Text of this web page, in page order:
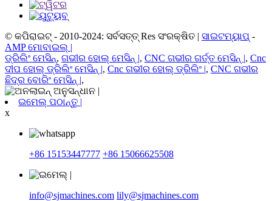
© କପିରାଇଟ୍ - 2010-2024: ସର୍ବସତ୍ତ୍ Res ସଂରକ୍ଷିତ | ସାଇଟମ୍ୟାପ୍ -
AMP ମୋବାଇଲ୍ |
ଡ୍ରିଲିଂ ମେସିନ୍, ଗଭୀର ହୋଲ୍ ମେସିନ୍ |, CNC ଗଭୀର ଗର୍ତ୍ତ ମେସିନ୍ |, Cnc
ଦୀପ ହୋଲ୍ ଡ୍ରିଲିଂ ମେସିନ୍ |, Cnc ଗଭୀର ହୋଲ୍ ଡ୍ରିଲିଂ |, CNC ଗଭୀର
ଛିଦ୍ର ବୋରିଂ ମେସିନ୍ |,
ଇମେଲ୍ ପଠାନ୍ତୁ |
x
+86 15153447777 +86 15066625508
info@sjmachines.com lily@sjmachines.com